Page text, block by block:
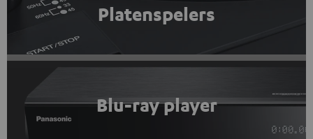
Platenspelers
Blu-ray player